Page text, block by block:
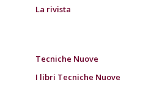
La rivista
Tecniche Nuove
I libri Tecniche Nuove